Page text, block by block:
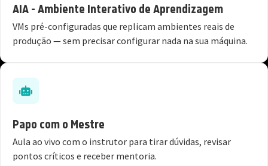
AIA - Ambiente Interativo de Aprendizagem
VMs pré-configuradas que replicam ambientes reais de
produção — sem precisar configurar nada na sua máquina.
Papo com o Mestre
Aula ao vivo com o instrutor para tirar dúvidas, revisar
pontos críticos e receber mentoria.